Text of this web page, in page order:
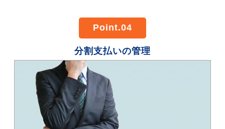
Point.04
分割支払いの管理